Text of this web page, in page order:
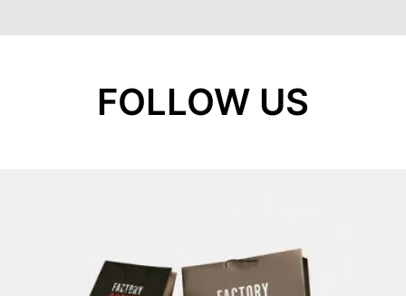
FOLLOW US